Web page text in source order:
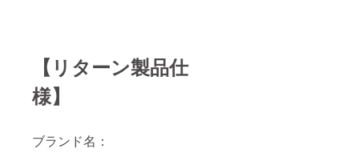
【リターン製品仕
様】
ブランド名：